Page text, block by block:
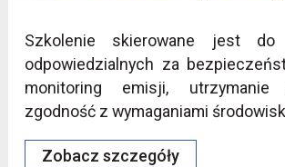
Szkolenie skierowane jest do
odpowiedzialnych za
monitoring emisji,
zgodność z wymaganiami
Zobacz szczegóły